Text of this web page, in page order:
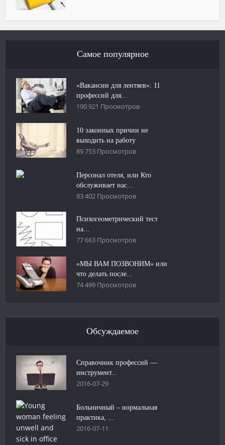
Самое популярное
«Вакансии для лентяев»: 11
профессий для...
190 921 Просмотров
10 законных причин не
выходить на работу
89 753 Просмотров
Персонал отеля, или Кто
обслуживает нас...
83 402 Просмотров
Психогеометрический тест
на...
77 663 Просмотров
«МЫ ВАМ ПОЗВОНИМ» или
что делать после...
74 499 Просмотров
Обсуждаемое
Справочник профессий —
инструмент...
2016-07-29
Больничный – нормальная
практика, ...
2016-07-11